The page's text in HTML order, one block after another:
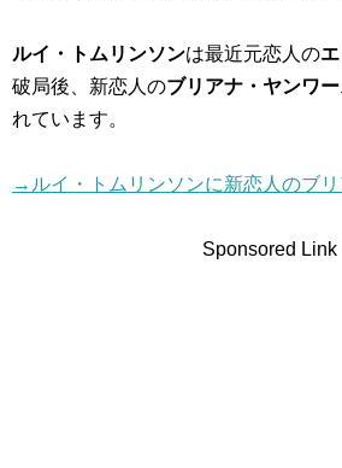
ルイ・トムリンソンは最近元恋人の
破局後、新恋人のブリアナ・ヤンワー
れています。
→ルイ・トムリンソンに新恋人のブリ
Sponsored Link